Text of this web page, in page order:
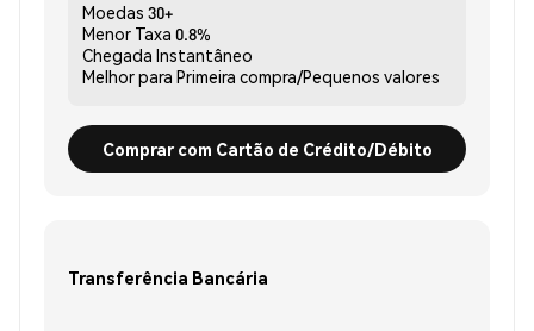
Moedas 30+
Menor Taxa 0.8%
Chegada Instantâneo
Melhor para Primeira compra/Pequenos valores
Comprar com Cartão de Crédito/Débito
Transferência Bancária